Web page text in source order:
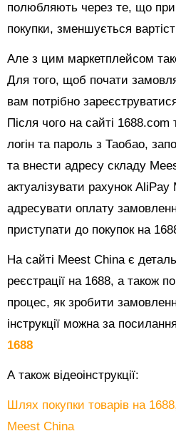
полюбляють через те, що при
покупки, зменшується
Але з цим маркетплейсом
Для того, щоб почати
вам потрібно
Після чого на сайті
логін та пароль з Таобао,
та внести адресу складу
актуалізувати рахунок
адресувати оплату
приступати до покупок на
На сайті Meest China є
реєстрації на 1688, а також
процес, як зробити
інструкції можна за
1688
А також відеоінструкції:
Шлях покупки товарів на
Meest China